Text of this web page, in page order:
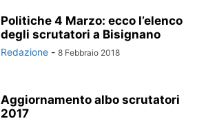
Politiche 4 Marzo: ecco l’elenco
degli scrutatori a Bisignano
Redazione - 8 Febbraio 2018
Aggiornamento albo scrutatori
2017